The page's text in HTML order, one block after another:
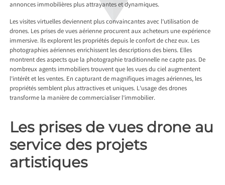
annonces immobilières plus attrayantes et dynamiques.
Les visites virtuelles deviennent plus convaincantes avec l’utilisation de
drones. Les prises de vues aérienne procurent aux acheteurs une expérience
immersive. Ils explorent les propriétés depuis le confort de chez eux. Les
photographies aériennes enrichissent les descriptions des biens. Elles
montrent des aspects que la photographie traditionnelle ne capte pas. De
nombreux agents immobiliers trouvent que les vues du ciel augmentent
l’intérêt et les ventes. En capturant de magnifiques images aériennes, les
propriétés semblent plus attractives et uniques. L’usage des drones
transforme la manière de commercialiser l’immobilier.
Les prises de vues drone au
service des projets
artistiques